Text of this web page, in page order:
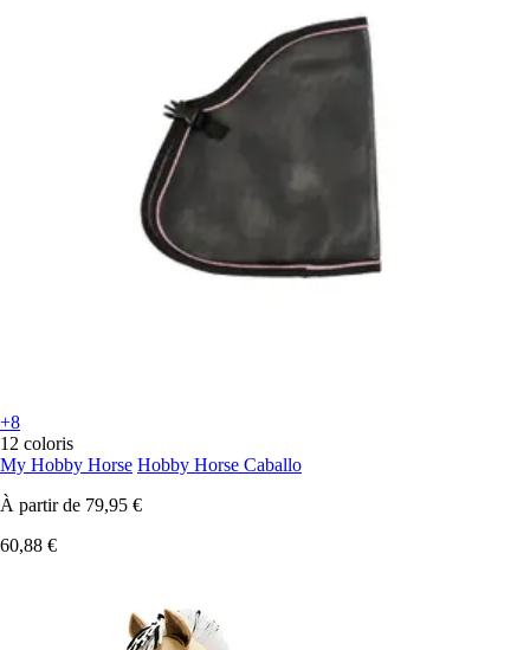
+8
12 coloris
My Hobby Horse Hobby Horse Caballo
À partir de 79,95 €
60,88 €